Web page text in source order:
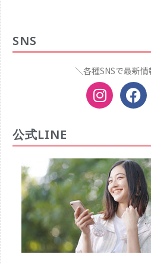
SNS
＼各種SNSで最新
公式LINE